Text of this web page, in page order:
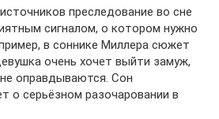
преследование во сне
сигналом, о котором нужно
в соннике Миллера сюжет
очень хочет выйти замуж,
оправдываются. Сон
о серьёзном разочаровании в